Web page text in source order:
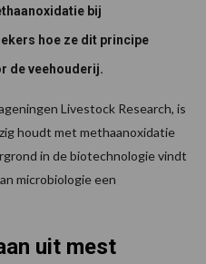
bij
hoe ze dit principe
de veehouderij.
Livestock Research, is
houdt met methaanoxidatie
in de biotechnologie vindt
microbiologie een
uit mest